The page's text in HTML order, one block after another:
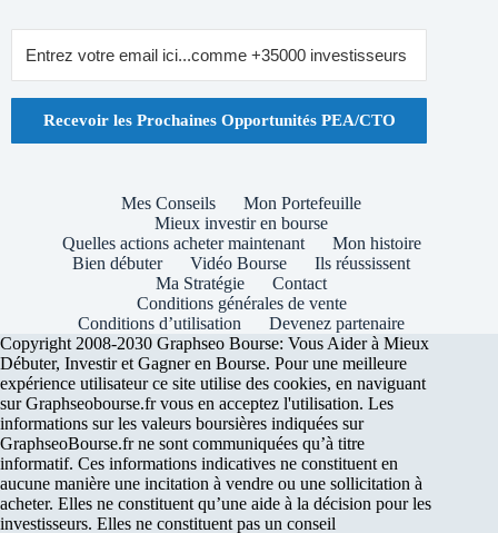
Recevoir les Prochaines Opportunités PEA/CTO
Mes Conseils
Mon Portefeuille
Mieux investir en bourse
Quelles actions acheter maintenant
Mon histoire
Bien débuter
Vidéo Bourse
Ils réussissent
Ma Stratégie
Contact
Conditions générales de vente
Conditions d’utilisation
Devenez partenaire
Copyright 2008-2030 Graphseo Bourse: Vous Aider à Mieux
Débuter, Investir et Gagner en Bourse. Pour une meilleure
expérience utilisateur ce site utilise des cookies, en naviguant
sur Graphseobourse.fr vous en acceptez l'utilisation. Les
informations sur les valeurs boursières indiquées sur
GraphseoBourse.fr ne sont communiquées qu’à titre
informatif. Ces informations indicatives ne constituent en
aucune manière une incitation à vendre ou une sollicitation à
acheter. Elles ne constituent qu’une aide à la décision pour les
investisseurs. Elles ne constituent pas un conseil